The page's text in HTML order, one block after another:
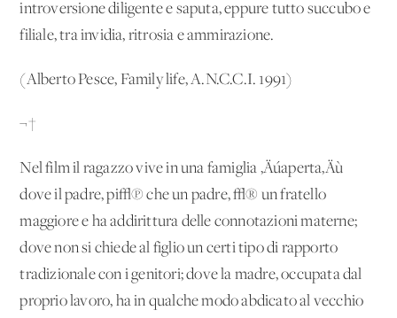
introversione diligente e saputa, eppure tutto succubo e
filiale, tra invidia, ritrosia e ammirazione.
(Alberto Pesce, Family life, A.N.C.C.I. 1991)
¬†
Nel film il ragazzo vive in una famiglia ‚Äúaperta‚Äù
dove il padre, pi√π che un padre, √® un fratello
maggiore e ha addirittura delle connotazioni materne;
dove non si chiede al figlio un certi tipo di rapporto
tradizionale con i genitori; dove la madre, occupata dal
proprio lavoro, ha in qualche modo abdicato al vecchio